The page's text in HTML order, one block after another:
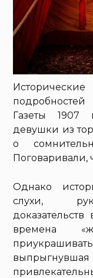
Газеты 1907
девушки из
о
Поговаривали,
Однако
слухи,
времена